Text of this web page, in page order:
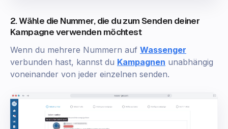
2. Wähle die Nummer, die du zum Senden deiner
Kampagne verwenden möchtest
Wenn du mehrere Nummern auf Wassenger
verbunden hast, kannst du Kampagnen unabhängig
voneinander von jeder einzelnen senden.